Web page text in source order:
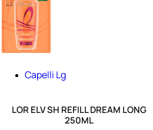
Capelli Lg
LOR ELV SH REFILL DREAM LONG
250ML